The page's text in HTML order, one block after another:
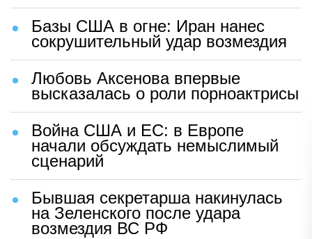
Базы США в огне: Иран нанес
сокрушительный удар возмездия
Любовь Аксенова впервые
высказалась о роли порноактрисы
Война США и ЕС: в Европе
начали обсуждать немыслимый
сценарий
Бывшая секретарша накинулась
на Зеленского после удара
возмездия ВС РФ